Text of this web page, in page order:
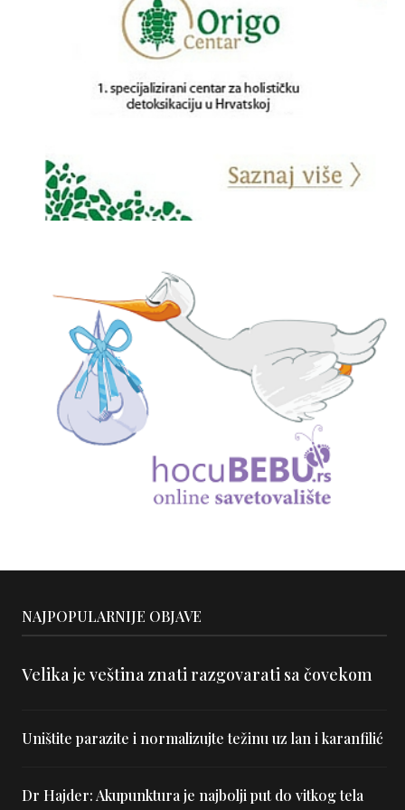
NAJPOPULARNIJE OBJAVE
Velika je veština znati razgovarati sa čovekom
Uništite parazite i normalizujte težinu uz lan i karanfilić
Dr Hajder: Akupunktura je najbolji put do vitkog tela